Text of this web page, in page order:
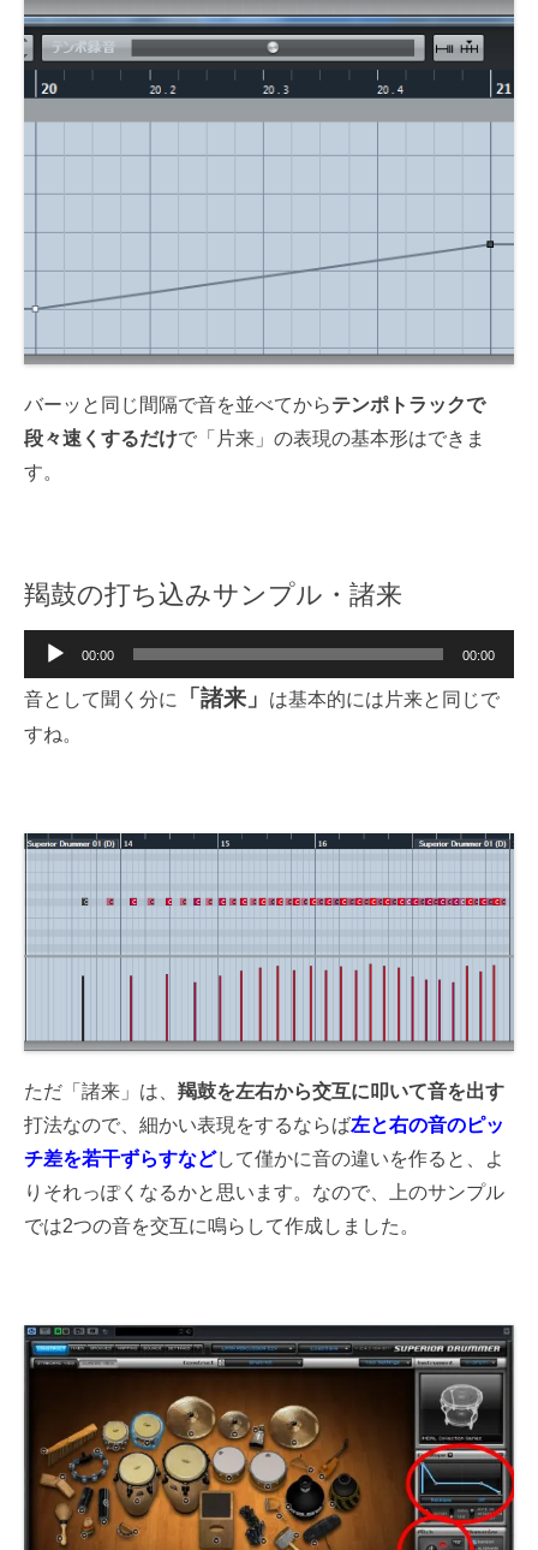
バーッと同じ間隔で音を並べてからテンポトラックで
段々速くするだけで「片来」の表現の基本形はできま
す。
羯鼓の打ち込みサンプル・諸来
声
プ
レ
ー
00:00 00:00
音として聞く分に 「諸来」
は基本的には片来と同じで
すね。
ただ「諸来」は、 羯鼓を左右から交互に叩いて音を出す
打法なので、細かい表現をするならば左と右の音のピッ
チ差を若干ずらすなどして僅かに音の違いを作ると、よ
りそれっぽくなるかと思います。なので、上のサンプル
では2つの音を交互に鳴らして作成しました。